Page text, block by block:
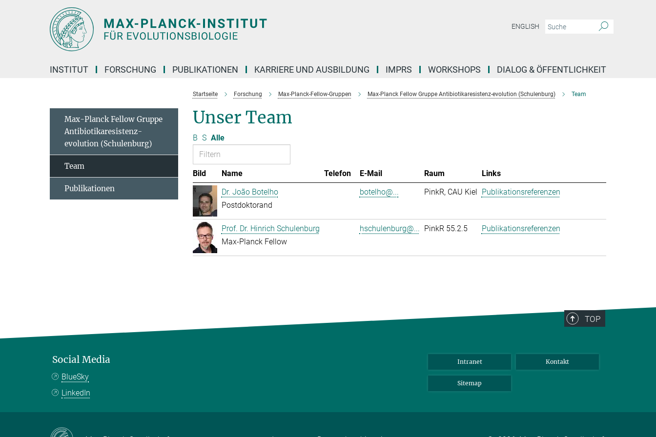
ENGLISH
INSTITUT FORSCHUNG PUBLIKATIONEN KARRIERE UND AUSBILDUNG IMPRS WORKSHOPS DIALOG & ÖFFENTLICHKEIT
Startseite Forschung Max-Planck-Fellow-Gruppen Max-Planck Fellow Gruppe Antibiotikaresistenz-evolution (Schulenburg) Team
Unser Team
B S Alle
Bild Name Telefon E-Mail Raum
Links
Dr. João Botelho
Postdoktorand
botelho@... PinkR, CAU Kiel Publikationsreferenzen
Prof. Dr. Hinrich Schulenburg
Max-Planck Fellow
hschulenburg@... PinkR 55.2.5 Publikationsreferenzen
Max-Planck Fellow Gruppe
Antibiotikaresistenz-
evolution (Schulenburg)
Team
Publikationen
TOP
Social Media
BlueSky
LinkedIn
Intranet Kontakt
Sitemap